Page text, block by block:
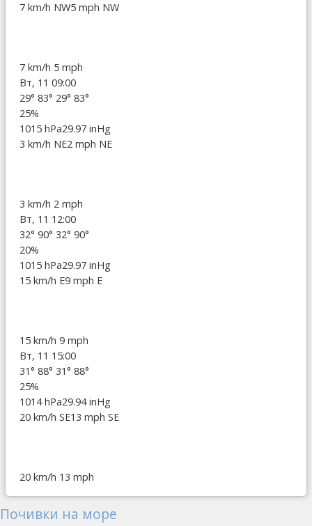
7 km/h NW5 mph NW
7 km/h 5 mph
Вт, 11 09:00
29° 83° 29° 83°
25%
1015 hPa29.97 inHg
3 km/h NE2 mph NE
3 km/h 2 mph
Вт, 11 12:00
32° 90° 32° 90°
20%
1015 hPa29.97 inHg
15 km/h E9 mph E
15 km/h 9 mph
Вт, 11 15:00
31° 88° 31° 88°
25%
1014 hPa29.94 inHg
20 km/h SE13 mph SE
20 km/h 13 mph
Почивки на море